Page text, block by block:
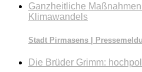
Ganzheitliche
Klimawandels
Stadt Pirmasens |
Die Brüder Grimm: